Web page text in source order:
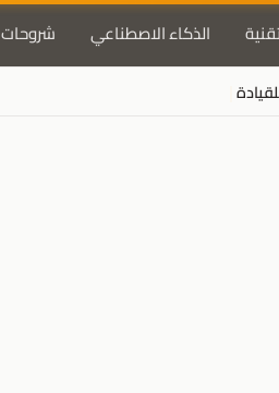
الذكاء الاصطناعي شروحات